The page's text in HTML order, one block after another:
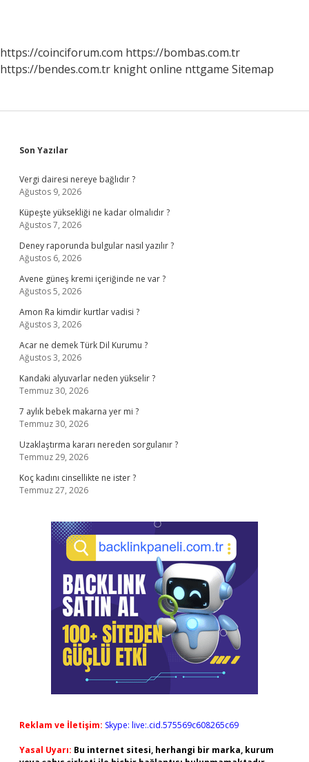
https://coinciforum.com https://bombas.com.tr
https://bendes.com.tr knight online nttgame Sitemap
Sidebar
Son Yazılar
Vergi dairesi nereye bağlıdır ?
Ağustos 9, 2026
Küpeşte yüksekliği ne kadar olmalıdır ?
Ağustos 7, 2026
Deney raporunda bulgular nasıl yazılır ?
Ağustos 6, 2026
Avene güneş kremi içeriğinde ne var ?
Ağustos 5, 2026
Amon Ra kimdir kurtlar vadisi ?
Ağustos 3, 2026
Acar ne demek Türk Dil Kurumu ?
Ağustos 3, 2026
Kandaki alyuvarlar neden yükselir ?
Temmuz 30, 2026
7 aylık bebek makarna yer mi ?
Temmuz 30, 2026
Uzaklaştırma kararı nereden sorgulanır ?
Temmuz 29, 2026
Koç kadını cinsellikte ne ister ?
Temmuz 27, 2026
Reklam ve İletişim: Skype: live:.cid.575569c608265c69
Yasal Uyarı: Bu internet sitesi, herhangi bir marka, kurum